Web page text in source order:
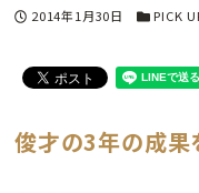
投稿日
2014年1月30日 カテゴリ
PICK
俊才の3年の成果